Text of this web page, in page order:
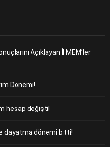
Açıklayan İl MEM’ler
Dönemi!
hesap değişti!
dayatma dönemi bitti!